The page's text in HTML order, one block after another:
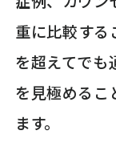
重に比較する
を超えてでも
を見極めるこ
ます。